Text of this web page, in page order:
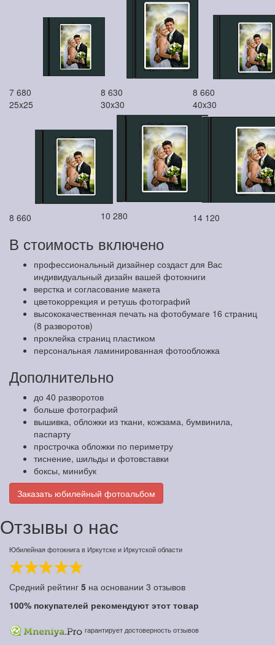
7 680 8 630
8 660
25x25
8 660
30x30
10 280
40x30
14 120
В стоимость включено
профессиональный дизайнер создаст для Вас
индивидуальный дизайн вашей фотокниги
верстка и согласование макета
цветокоррекция и ретушь фотографий
высококачественная печать на фотобумаге 16 страниц
(8 разворотов)
проклейка страниц пластиком
персональная ламинированная фотообложка
Дополнительно
до 40 разворотов
больше фотографий
вышивка, обложки из ткани, кожзама, бумвинила,
паспарту
прострочка обложки по периметру
тиснение, шильды и фотовставки
боксы, минибук
Заказать юбилейный фотоальбом
Отзывы о нас
Юбилейная фотокнига в Иркутске и Иркутской области
Средний рейтинг 5 на основании 3 отзывов
100% покупателей рекомендуют этот товар
гарантирует достоверность отзывов